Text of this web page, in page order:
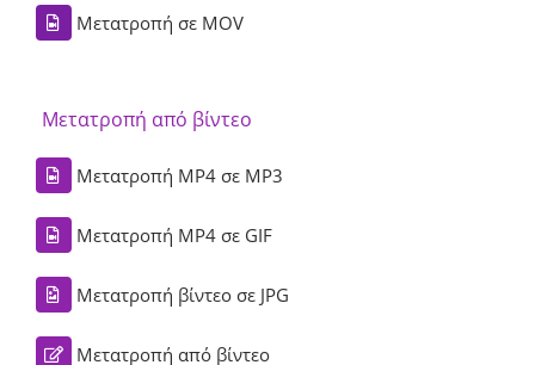
Μετατροπή σε MOV
Μετατροπή από βίντεο
Μετατροπή MP4 σε MP3
Μετατροπή MP4 σε GIF
Μετατροπή βίντεο σε JPG
Μετατροπή από βίντεο